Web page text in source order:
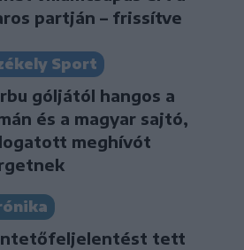
partján – frissítve
Sport
góljától hangos a
és a magyar sajtó,
meghívót
tett